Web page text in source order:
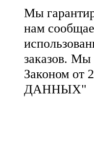
Мы
нам
заказов. Мы
Законом
ДАННЫХ"